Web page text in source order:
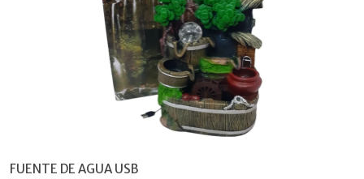
FUENTE DE AGUA USB